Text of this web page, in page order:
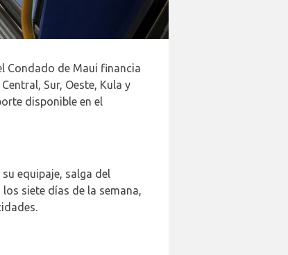
Condado de Maui financia
Sur, Oeste, Kula y
disponible en el
equipaje, salga del
siete días de la semana,